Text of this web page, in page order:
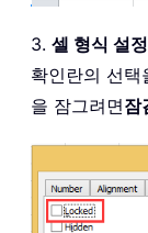
3. 셀 형식 설정
확인란의 선
을 잠그려면잠